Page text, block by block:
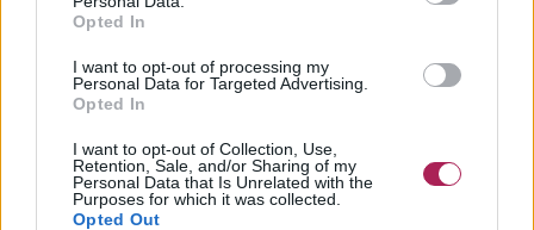
Opted In
I want to opt-out of processing my
Personal Data for Targeted Advertising.
Opted In
I want to opt-out of Collection, Use,
Retention, Sale, and/or Sharing of my
Personal Data that Is Unrelated with the
Purposes for which it was collected.
Opted Out
Selbstbewusstsein, das du gewinnst, wenn du dich für eine
diesen Schritt allemal wert!
Siehe auch: Noch mehr Fragen